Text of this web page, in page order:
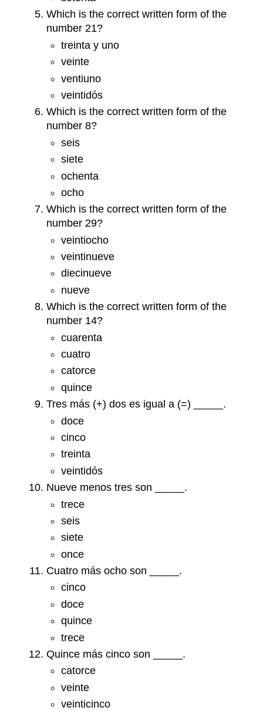
Which is the correct written form of the
number 21?
treinta y uno
veinte
ventiuno
veintidós
Which is the correct written form of the
number 8?
seis
siete
ochenta
ocho
Which is the correct written form of the
number 29?
veintiocho
veintinueve
diecinueve
nueve
Which is the correct written form of the
number 14?
cuarenta
cuatro
catorce
quince
Tres más (+) dos es igual a (=) _____.
doce
cinco
treinta
veintidós
Nueve menos tres son _____.
trece
seis
siete
once
Cuatro más ocho son _____.
cinco
doce
quince
trece
Quince más cinco son _____.
catorce
veinte
veinticinco